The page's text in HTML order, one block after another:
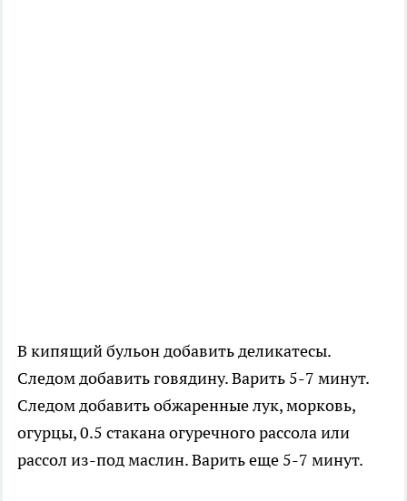
В кипящий бульон добавить деликатесы.
Следом добавить говядину. Варить 5-7 минут.
Следом добавить обжаренные лук, морковь,
огурцы, 0.5 стакана огуречного рассола или
рассол из-под маслин. Варить еще 5-7 минут.